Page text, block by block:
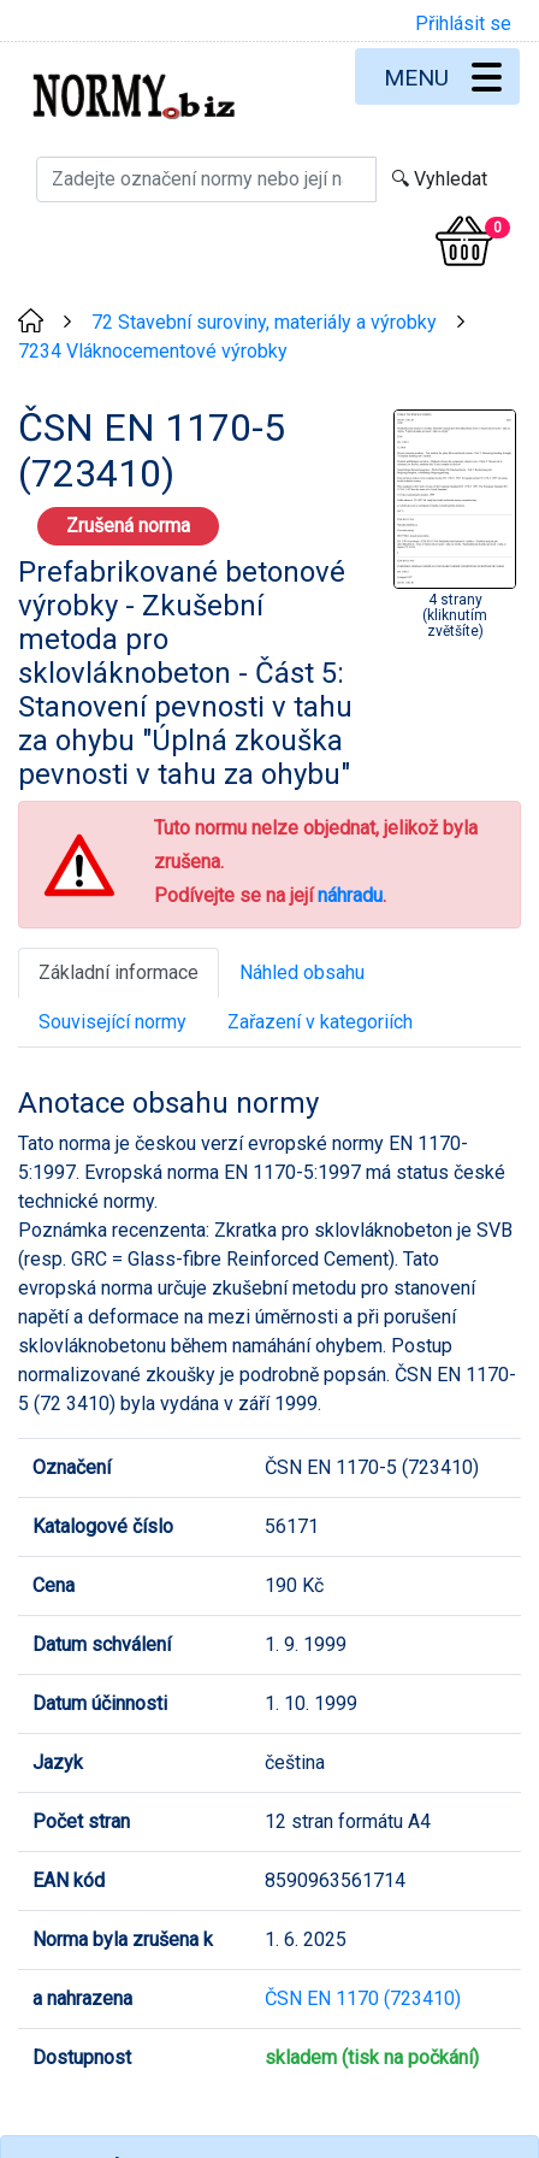
Přihlásit se
0
MENU
72 Stavební suroviny, materiály a výrobky
7234 Vláknocementové výrobky
ČSN EN 1170-5
(723410)
Zrušená norma
Prefabrikované betonové
výrobky - Zkušební
metoda pro
sklovláknobeton - Část 5:
Stanovení pevnosti v tahu
za ohybu "Úplná zkouška
pevnosti v tahu za ohybu"
4 strany
(kliknutím
zvětšíte)
Tuto normu nelze objednat, jelikož byla
zrušena.
Podívejte se na jejínáhradu.
Základní informace Náhled obsahu
Související normy Zařazení v kategoriích
Anotace obsahu normy
Tato norma je českou verzí evropské normy EN 1170-
5:1997. Evropská norma EN 1170-5:1997 má status české
technické normy.
Poznámka recenzenta: Zkratka pro sklovláknobeton je SVB
(resp. GRC = Glass-fibre Reinforced Cement). Tato
evropská norma určuje zkušební metodu pro stanovení
napětí a deformace na mezi úměrnosti a při porušení
sklovláknobetonu během namáhání ohybem. Postup
normalizované zkoušky je podrobně popsán. ČSN EN 1170-
5 (72 3410) byla vydána v září 1999.
Označení ČSN EN 1170-5 (723410)
Katalogové číslo 56171
Cena 190 Kč
Datum schválení 1. 9. 1999
Datum účinnosti 1. 10. 1999
Jazyk čeština
Počet stran 12 stran formátu A4
EAN kód 8590963561714
Norma byla zrušena k 1. 6. 2025
a nahrazena ČSN EN 1170 (723410)
Dostupnost skladem (tisk na počkání)